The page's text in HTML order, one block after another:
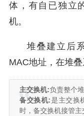
体，有自已独立
机。
堆叠建立后
MAC地址，在堆
主交换机:负责整个
备交换机:是主交换
时，备交换机接管